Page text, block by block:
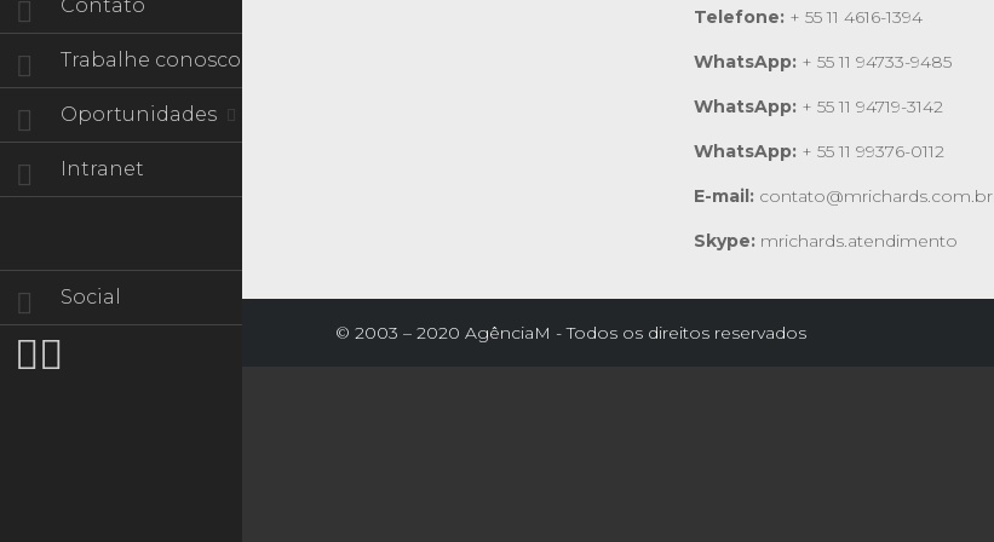
Contato
Trabalhe conosco
Oportunidades
Intranet
Social

Telefone: + 55 11 4616-1394
WhatsApp: + 55 11 94733-9485
WhatsApp: + 55 11 94719-3142
WhatsApp: + 55 11 99376-0112
E-mail: contato@mrichards.com.br
Skype: mrichards.atendimento
© 2003 – 2020 AgênciaM - Todos os direitos reservados